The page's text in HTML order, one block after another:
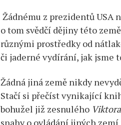
Žádnému z prezidentů USA
o tom svědčí dějiny této
různými prostředky od
či jaderné vydírání, jak jsme
Žádná jiná země nikdy
Stačí si přečíst vynikající
bohužel již zesnulého
snahy o ovládání jiných zemí